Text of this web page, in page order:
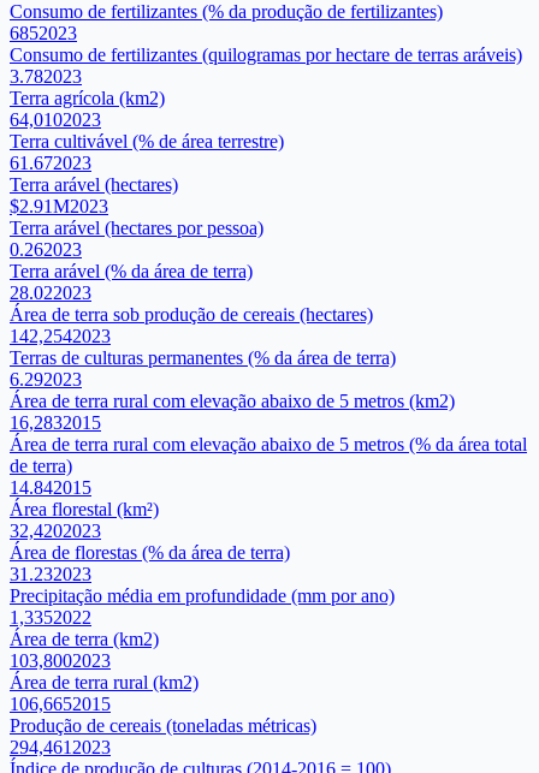
Consumo de fertilizantes (% da produção de fertilizantes)
6852023
Consumo de fertilizantes (quilogramas por hectare de terras aráveis)
3.782023
Terra agrícola (km2)
64,0102023
Terra cultivável (% de área terrestre)
61.672023
Terra arável (hectares)
$2.91M2023
Terra arável (hectares por pessoa)
0.262023
Terra arável (% da área de terra)
28.022023
Área de terra sob produção de cereais (hectares)
142,2542023
Terras de culturas permanentes (% da área de terra)
6.292023
Área de terra rural com elevação abaixo de 5 metros (km2)
16,2832015
Área de terra rural com elevação abaixo de 5 metros (% da área total
de terra)
14.842015
Área florestal (km²)
32,4202023
Área de florestas (% da área de terra)
31.232023
Precipitação média em profundidade (mm por ano)
1,3352022
Área de terra (km2)
103,8002023
Área de terra rural (km2)
106,6652015
Produção de cereais (toneladas métricas)
294,461 2023